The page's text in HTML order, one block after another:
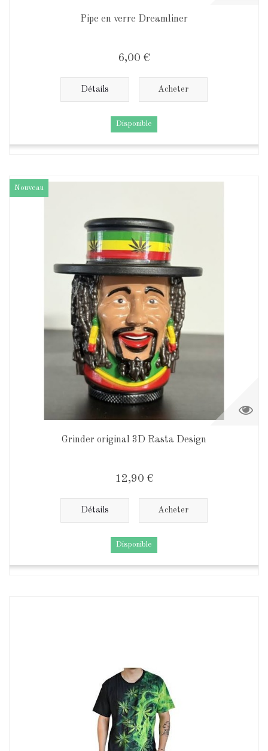
Pipe en verre Dreamliner
6,00 €
Détails Acheter
Disponible
Nouveau
Grinder original 3D Rasta Design
12,90 €
Détails Acheter
Disponible